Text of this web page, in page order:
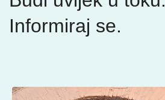
Informiraj se.